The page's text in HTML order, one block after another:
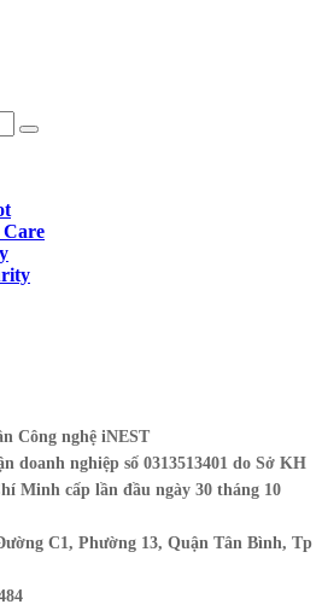
Care
Công nghệ iNEST
doanh nghiệp số 0313513401 do Sở KH
Minh cấp lần đầu ngày 30 tháng 10
C1, Phường 13, Quận Tân Bình, Tp